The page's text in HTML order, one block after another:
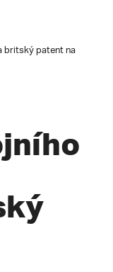
britský patent na